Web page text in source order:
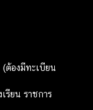
(ต้องมีทะเบียน
รียน ราชการ